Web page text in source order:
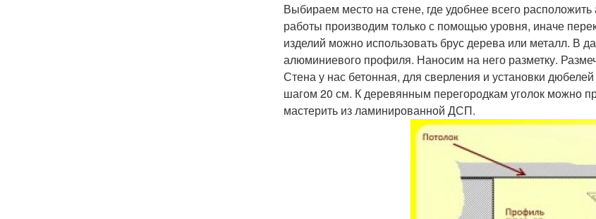
Выбираем место на стене, где удобнее всего
работы производим только с помощью уровня, иначе
изделий можно использовать брус дерева или металл. В
алюминиевого профиля. Наносим на него разметку.
Стена у нас бетонная, для сверления и установки
шагом 20 см. К деревянным перегородкам уголок можно
мастерить из ламинированной ДСП.